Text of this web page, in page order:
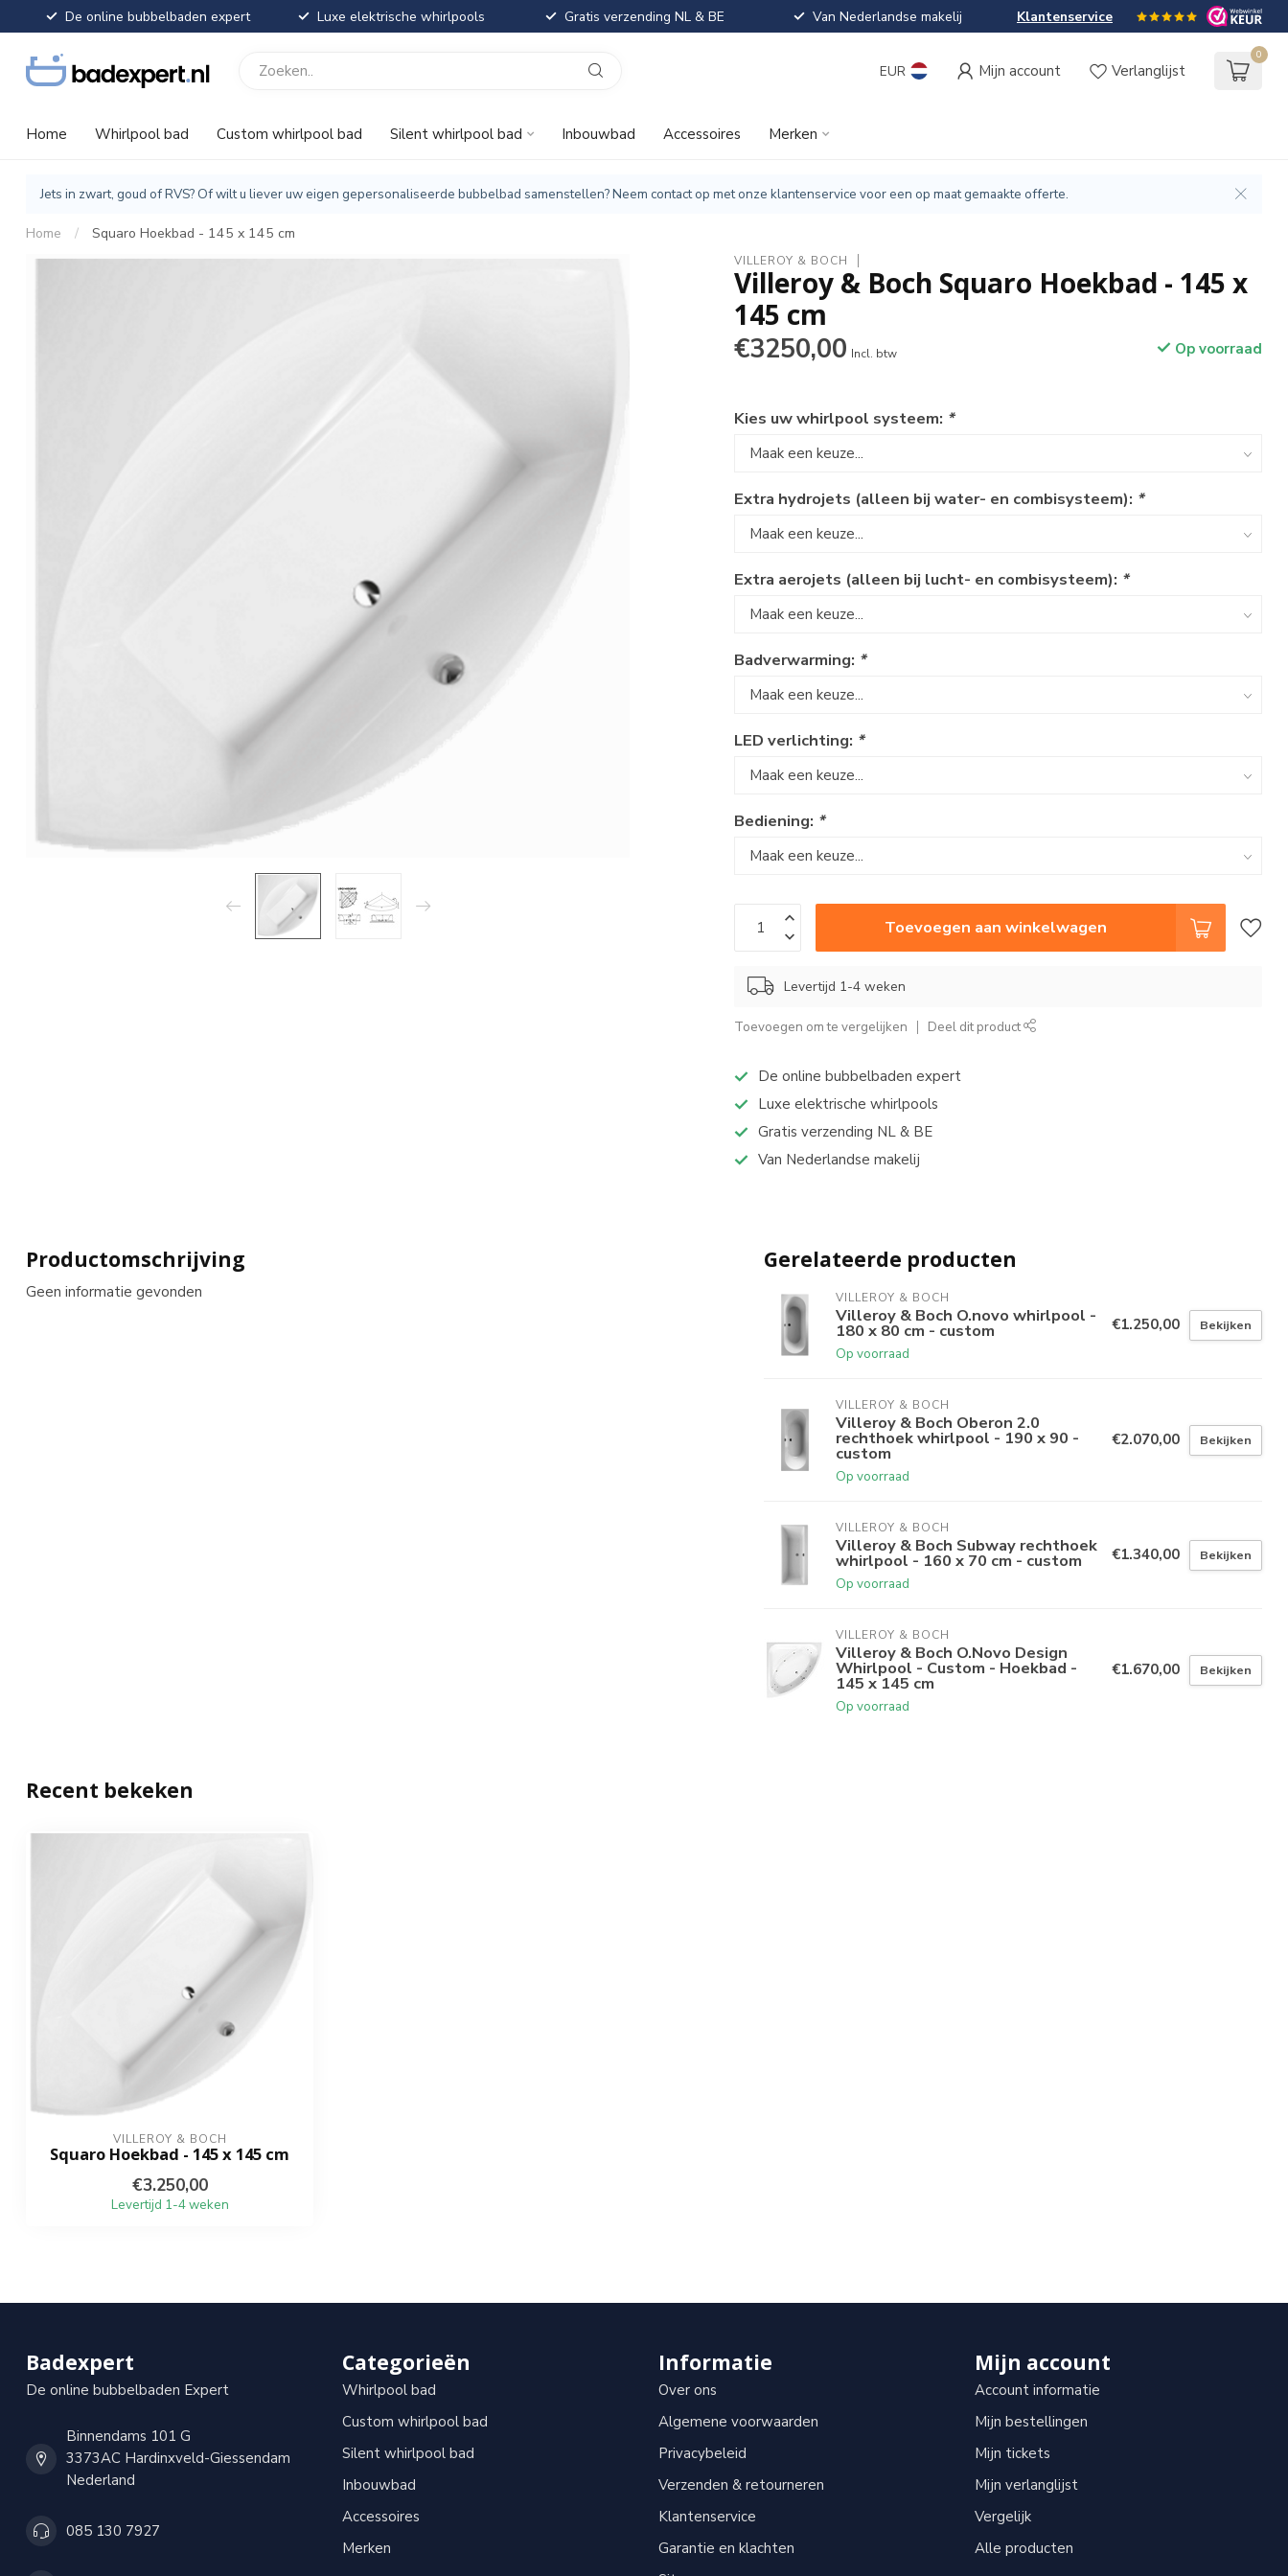
De online bubbelbaden expert Luxe elektrische whirlpools Gratis verzending NL & BE Van Nederlandse makelij Klantenservice
EUR Mijn account Verlanglijst
0
Home Whirlpool bad Custom whirlpool bad Silent whirlpool bad Inbouwbad Accessoires Merken
Jets in zwart, goud of RVS? Of wilt u liever uw eigen gepersonaliseerde bubbelbad samenstellen? Neem contact op met onze klantenservice voor een op maat gemaakte offerte.
Home / Squaro Hoekbad - 145 x 145 cm
VILLEROY & BOCH
Villeroy & Boch Squaro Hoekbad - 145 x
145 cm
€3250,00 Incl. btw Op voorraad
Kies uw whirlpool systeem: *
Extra hydrojets (alleen bij water- en combisysteem): *
Extra aerojets (alleen bij lucht- en combisysteem): *
Badverwarming: *
LED verlichting: *
Bediening: *
Toevoegen aan winkelwagen
Levertijd 1-4 weken
Toevoegen om te vergelijken Deel dit product
De online bubbelbaden expert
Luxe elektrische whirlpools
Gratis verzending NL & BE
Van Nederlandse makelij
Productomschrijving
Geen informatie gevonden
Gerelateerde producten
VILLEROY & BOCH
Villeroy & Boch O.novo whirlpool -
180 x 80 cm - custom
Op voorraad
€1.250,00 Bekijken
VILLEROY & BOCH
Villeroy & Boch Oberon 2.0
rechthoek whirlpool - 190 x 90 -
custom
Op voorraad
€2.070,00 Bekijken
VILLEROY & BOCH
Villeroy & Boch Subway rechthoek
whirlpool - 160 x 70 cm - custom
Op voorraad
€1.340,00 Bekijken
VILLEROY & BOCH
Villeroy & Boch O.Novo Design
Whirlpool - Custom - Hoekbad -
145 x 145 cm
Op voorraad
€1.670,00 Bekijken
Recent bekeken
VILLEROY & BOCH
Squaro Hoekbad - 145 x 145 cm
€3.250,00
Levertijd 1-4 weken
Badexpert
De online bubbelbaden Expert
Binnendams 101 G
3373AC Hardinxveld-Giessendam
Nederland
085 130 7927
Categorieën
Whirlpool bad
Custom whirlpool bad
Silent whirlpool bad
Inbouwbad
Accessoires
Merken
Informatie
Over ons
Algemene voorwaarden
Privacybeleid
Verzenden & retourneren
Klantenservice
Garantie en klachten
Mijn account
Account informatie
Mijn bestellingen
Mijn tickets
Mijn verlanglijst
Vergelijk
Alle producten